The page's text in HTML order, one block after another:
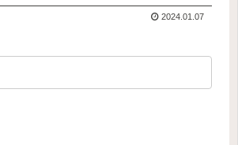
2024.01.07